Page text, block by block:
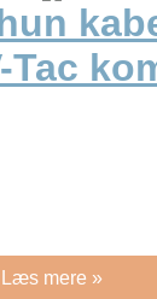
Tac
Læs mere »